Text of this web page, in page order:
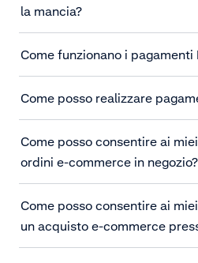
la mancia?
Come funzionano i pagamenti
Come posso realizzare
Come posso consentire ai
ordini e-commerce in negozio?
Come posso consentire ai
un acquisto e-commerce